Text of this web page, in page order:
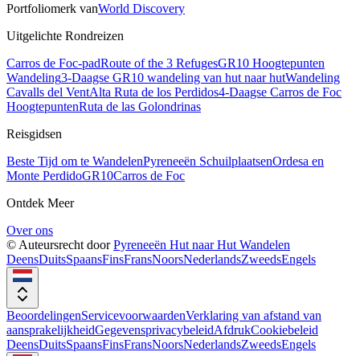
Portfoliomerk vanWorld Discovery
Uitgelichte Rondreizen
Carros de Foc-padRoute of the 3 RefugesGR10 Hoogtepunten
Wandeling3-Daagse GR10 wandeling van hut naar hutWandeling
Cavalls del VentAlta Ruta de los Perdidos4-Daagse Carros de Foc
HoogtepuntenRuta de las Golondrinas
Reisgidsen
Beste Tijd om te WandelenPyreneeën SchuilplaatsenOrdesa en
Monte PerdidoGR10Carros de Foc
Ontdek Meer
Over ons
© Auteursrecht door Pyreneeën Hut naar Hut Wandelen
DeensDuitsSpaansFinsFransNoorsNederlandsZweedsEngels
BeoordelingenServicevoorwaardenVerklaring van afstand van
aansprakelijkheidGegevensprivacybeleidAfdrukCookiebeleid
DeensDuitsSpaansFinsFransNoorsNederlandsZweedsEngels